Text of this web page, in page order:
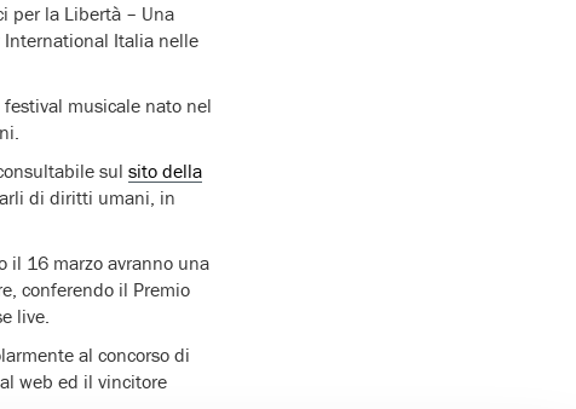
per la Libertà – Una
International Italia nelle
musicale nato nel
sul sito della
di diritti umani, in
il 16 marzo avranno una
conferendo il Premio
live.
al concorso di
web ed il vincitore